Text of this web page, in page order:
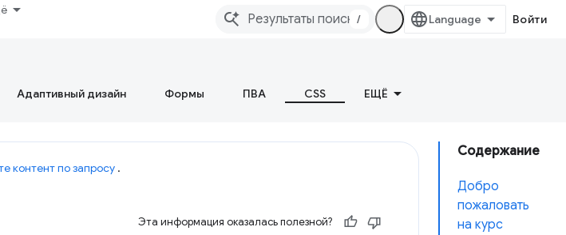
/ Войти
Адаптивный дизайн Формы ПВА CSS ЕЩЁ
Содержание
Добро
пожаловать
на курс
контент по запросу .
Эта информация оказалась полезной?